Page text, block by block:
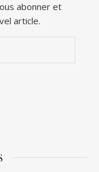
abonner et
article.